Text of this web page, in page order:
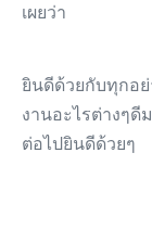
เผยว่า
ยินดีด้วยกับทุกอ
งานอะไรต่างๆดี
ต่อไปยินดีด้วยๆ